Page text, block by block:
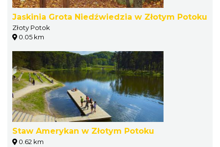
Jaskinia Grota Niedźwiedzia w Złotym Potoku
Złoty Potok
0.05 km
Staw Amerykan w Złotym Potoku
0.62 km